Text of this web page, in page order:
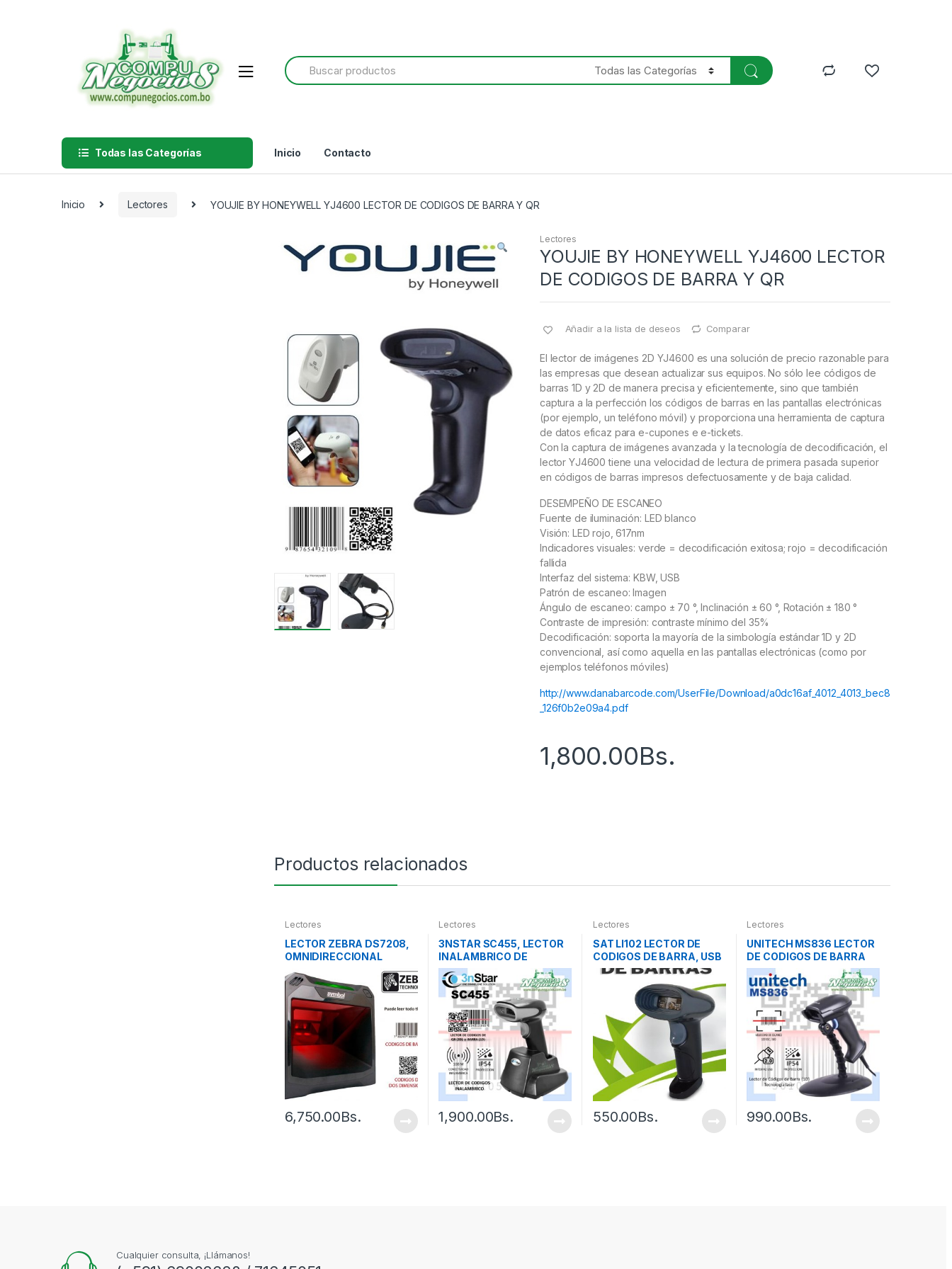
Search
for:
Todas las Categorías Inicio Contacto
Inicio Lectores YOUJIE BY HONEYWELL YJ4600 LECTOR DE CODIGOS DE BARRA Y QR
Lectores
YOUJIE BY HONEYWELL YJ4600 LECTOR
DE CODIGOS DE BARRA Y QR
Añadir a la lista de deseos Comparar
El lector de imágenes 2D YJ4600 es una solución de precio razonable para
las empresas que desean actualizar sus equipos. No sólo lee códigos de
barras 1D y 2D de manera precisa y eficientemente, sino que también
captura a la perfección los códigos de barras en las pantallas electrónicas
(por ejemplo, un teléfono móvil) y proporciona una herramienta de captura
de datos eficaz para e-cupones e e-tickets.
Con la captura de imágenes avanzada y la tecnología de decodificación, el
lector YJ4600 tiene una velocidad de lectura de primera pasada superior
en códigos de barras impresos defectuosamente y de baja calidad.
DESEMPEÑO DE ESCANEO
Fuente de iluminación: LED blanco
Visión: LED rojo, 617nm
Indicadores visuales: verde = decodificación exitosa; rojo = decodificación
fallida
Interfaz del sistema: KBW, USB
Patrón de escaneo: Imagen
Ángulo de escaneo: campo ± 70 °, Inclinación ± 60 °, Rotación ± 180 °
Contraste de impresión: contraste mínimo del 35%
Decodificación: soporta la mayoría de la simbología estándar 1D y 2D
convencional, así como aquella en las pantallas electrónicas (como por
ejemplos teléfonos móviles)
http://www.danabarcode.com/UserFile/Download/a0dc16af_4012_4013_bec8
_126f0b2e09a4.pdf
1,800.00Bs.
Productos relacionados
Lectores
LECTOR ZEBRA DS7208,
OMNIDIRECCIONAL
CODIGOS DE BARRA Y QR
6,750.00Bs.
Lectores
3NSTAR SC455, LECTOR
INALAMBRICO DE
CODIGOS DE BARRA Y QR
1,900.00Bs.
Lectores
SAT LI102 LECTOR DE
CODIGOS DE BARRA, USB
550.00Bs.
Lectores
UNITECH MS836 LECTOR
DE CODIGOS DE BARRA
990.00Bs.
Cualquier consulta, ¡Llámanos!